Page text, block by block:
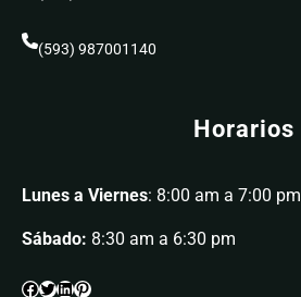
(593) 987001140
Horarios
Lunes a Viernes: 8:00 am a 7:00 pm
Sábado: 8:30 am a 6:30 pm